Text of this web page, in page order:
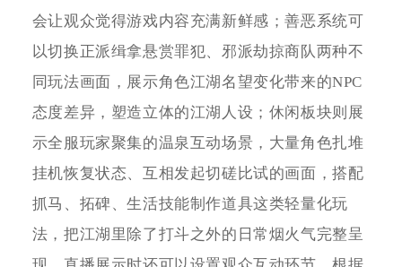
会让观众觉得游戏内容充满新鲜感；善恶系统可
以切换正派缉拿悬赏罪犯、邪派劫掠商队两种不
同玩法画面，展示角色江湖名望变化带来的NPC
态度差异，塑造立体的江湖人设；休闲板块则展
示全服玩家聚集的温泉互动场景，大量角色扎堆
挂机恢复状态、互相发起切磋比试的画面，搭配
抓马、拓碑、生活技能制作道具这类轻量化玩
法，把江湖里除了打斗之外的日常烟火气完整呈